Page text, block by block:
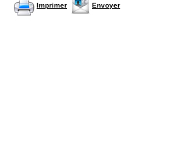
Imprimer Envoyer